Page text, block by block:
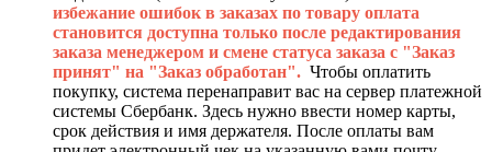
избежание ошибок в заказах по товару оплата
становится доступна только после редактирования
заказа менеджером и смене статуса заказа с "Заказ
принят" на "Заказ обработан". Чтобы оплатить
покупку, система перенаправит вас на сервер платежной
системы Сбербанк. Здесь нужно ввести номер карты,
срок действия и имя держателя. После оплаты вам